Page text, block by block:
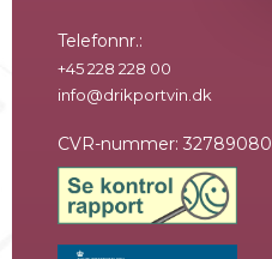
Telefonnr.:
+45 228 228 00
info@drikportvin.dk
CVR-nummer: 32789080